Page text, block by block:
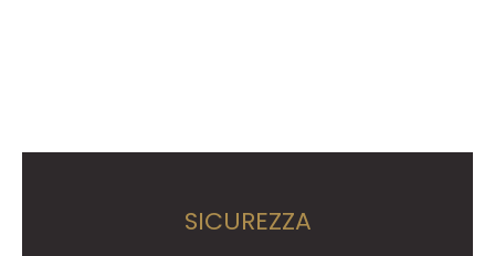
SICUREZZA